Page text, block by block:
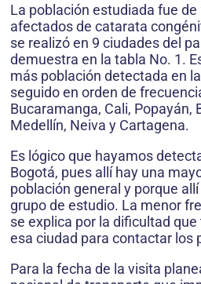
La población estudiada fue
afectados de catarata
se realizó en 9 ciudades del
demuestra en la tabla No. 1.
más población detectada en
seguido en orden de
Bucaramanga, Cali, Popayán,
Medellín, Neiva y Cartagena.
Es lógico que hayamos
Bogotá, pues allí hay una
población general y porque
grupo de estudio. La menor
se explica por la dificultad
esa ciudad para contactar los
Para la fecha de la visita